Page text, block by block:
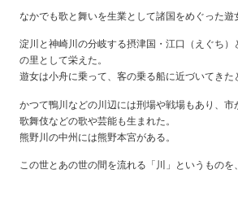
なかでも歌と舞いを生業として諸国をめぐった遊
淀川と神崎川の分岐する摂津国・江口（えぐち）
の里として栄えた。
遊女は小舟に乗って、客の乗る船に近づいてきた
かつて鴨川などの川辺には刑場や戦場もあり、市
歌舞伎などの歌や芸能も生まれた。
熊野川の中州には熊野本宮がある。
この世とあの世の間を流れる「川」というものを